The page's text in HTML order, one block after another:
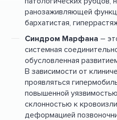
ранозаживляющей
бархатистая,
Синдром Марфана –
системная
обусловленная
В зависимости от
проявляться
повышенной
склонностью к
деформацией